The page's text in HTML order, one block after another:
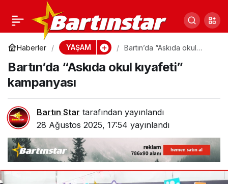
Haberler YAŞAM
Bartın’da “Askıda okul
Bartın’da “Askıda okul kıyafeti”
kampanyası
Bartın Star tarafından yayınlandı
28 Ağustos 2025, 17:54 yayınlandı
Nikahta ilginç düello! 0 Paylaş